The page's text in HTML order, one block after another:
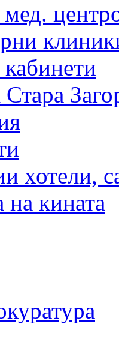
хотели,
кината